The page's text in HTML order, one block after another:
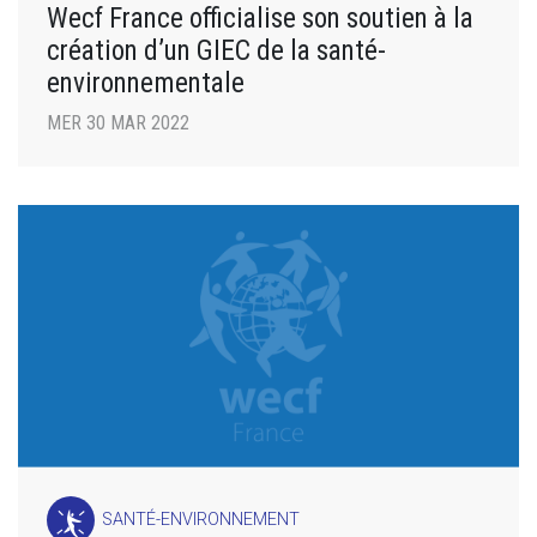
Wecf France officialise son soutien à la
création d’un GIEC de la santé-
environnementale
MER 30 MAR 2022
SANTÉ-ENVIRONNEMENT